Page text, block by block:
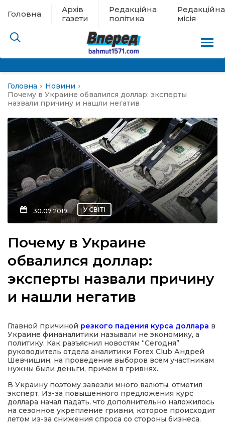
Головна
Архів
газети
Редакційна
політика
Редакційна
місія
евакуації
новини
політика
місія
Головна
Новини
Почему в Украине обвалился доллар: эксперты
назвали причину и нашли негатив
30.07.2019 У СВІТІ
Почему в Украине
обвалился доллар:
эксперты назвали причину
и нашли негатив
Главной причиной резкого падения курса доллара в
Украине финаналитики называли не экономику, а
политику. Как разъяснил новостям “Сегодня”
руководитель отдела аналитики Forex Сlub Андрей
Шевчишин, на проведение выборов всем участникам
нужны были деньги, причем в гривнях.
В Украину поэтому завезли много валюты, отметил
эксперт. Из-за повышенного предложения курс
доллара начал падать, что дополнительно наложилось
на сезонное укрепление гривни, которое происходит
летом из-за снижения спроса со стороны бизнеса.